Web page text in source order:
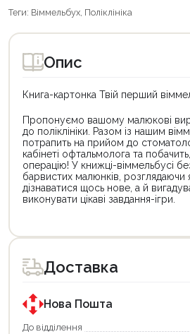
Теги: Віммельбух, Поліклініка
Опис
Книга-картонка Твій перший
Пропонуємо вашому малюкові
до поліклініки. Разом із нашим
потрапить на прийом до
кабінеті офтальмолога та
операцію! У книжці-віммельбусі
барвистих малюнків,
дізнаватися щось нове, а й
виконувати цікаві завдання-ігри.
товар
для
покупки
державною
програмою
«Національний
кешбек».
Доставка
Нова Пошта
До відділення